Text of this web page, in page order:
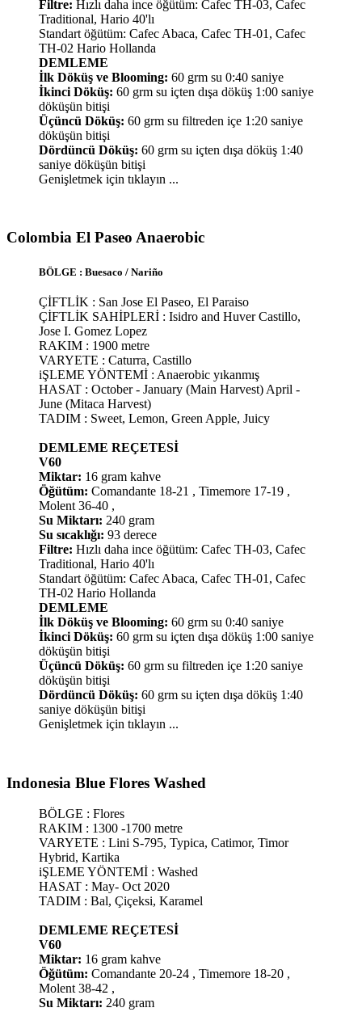
Filtre: Hızlı daha ince öğütüm: Cafec TH-03, Cafec
Traditional, Hario 40'lı
Standart öğütüm: Cafec Abaca, Cafec TH-01, Cafec
TH-02 Hario Hollanda
DEMLEME
İlk Döküş ve Blooming: 60 grm su 0:40 saniye
İkinci Döküş: 60 grm su içten dışa döküş 1:00 saniye
döküşün bitişi
Üçüncü Döküş: 60 grm su filtreden içe 1:20 saniye
döküşün bitişi
Dördüncü Döküş: 60 grm su içten dışa döküş 1:40
saniye döküşün bitişi
Genişletmek için tıklayın ...
Colombia El Paseo Anaerobic​
BÖLGE : Buesaco / Nariño
ÇİFTLİK : San Jose El Paseo, El Paraiso
ÇİFTLİK SAHİPLERİ : Isidro and Huver Castillo,
Jose I. Gomez Lopez
RAKIM : 1900 metre
VARYETE : Caturra, Castillo
iŞLEME YÖNTEMİ : Anaerobic yıkanmış
HASAT : October - January (Main Harvest) April -
June (Mitaca Harvest)
TADIM : Sweet, Lemon, Green Apple, Juicy
DEMLEME REÇETESİ
V60
Miktar: 16 gram kahve
Öğütüm: Comandante 18-21 , Timemore 17-19 ,
Molent 36-40 ,
Su Miktarı: 240 gram
Su sıcaklığı: 93 derece
Filtre: Hızlı daha ince öğütüm: Cafec TH-03, Cafec
Traditional, Hario 40'lı
Standart öğütüm: Cafec Abaca, Cafec TH-01, Cafec
TH-02 Hario Hollanda
DEMLEME
İlk Döküş ve Blooming: 60 grm su 0:40 saniye
İkinci Döküş: 60 grm su içten dışa döküş 1:00 saniye
döküşün bitişi
Üçüncü Döküş: 60 grm su filtreden içe 1:20 saniye
döküşün bitişi
Dördüncü Döküş: 60 grm su içten dışa döküş 1:40
saniye döküşün bitişi
Genişletmek için tıklayın ...
Indonesia Blue Flores Washed​
BÖLGE : Flores
RAKIM : 1300 -1700 metre
VARYETE : Lini S-795, Typica, Catimor, Timor
Hybrid, Kartika
iŞLEME YÖNTEMİ : Washed
HASAT : May- Oct 2020
TADIM : Bal, Çiçeksi, Karamel
DEMLEME REÇETESİ
V60
Miktar: 16 gram kahve
Öğütüm: Comandante 20-24 , Timemore 18-20 ,
Molent 38-42 ,
Su Miktarı: 240 gram